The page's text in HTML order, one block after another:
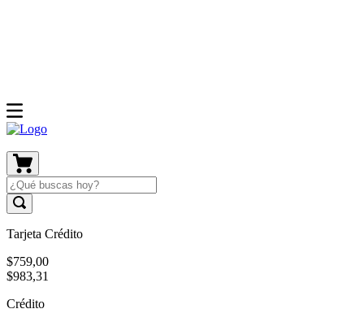
Tarjeta Crédito
$759,00
$983,31
Crédito